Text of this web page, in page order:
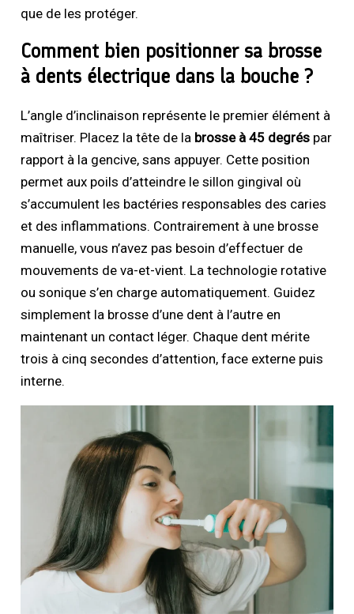
que de les protéger.
Comment bien positionner sa brosse
à dents électrique dans la bouche ?
L’angle d’inclinaison représente le premier élément à
maîtriser. Placez la tête de la brosse à 45 degrés par
rapport à la gencive, sans appuyer. Cette position
permet aux poils d’atteindre le sillon gingival où
s’accumulent les bactéries responsables des caries
et des inflammations. Contrairement à une brosse
manuelle, vous n’avez pas besoin d’effectuer de
mouvements de va-et-vient. La technologie rotative
ou sonique s’en charge automatiquement. Guidez
simplement la brosse d’une dent à l’autre en
maintenant un contact léger. Chaque dent mérite
trois à cinq secondes d’attention, face externe puis
interne.